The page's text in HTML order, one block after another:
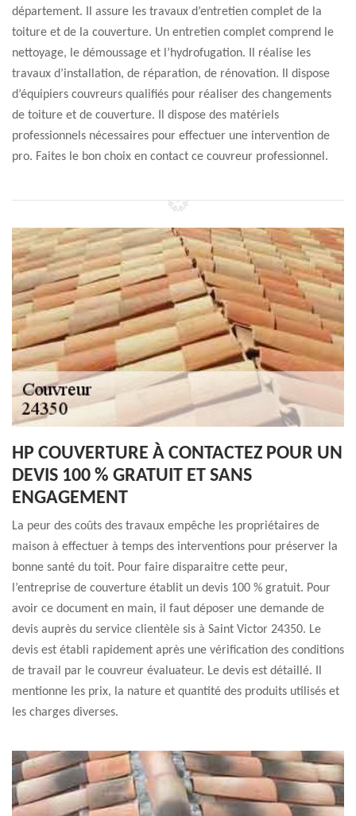
département. Il assure les travaux d’entretien complet de la
toiture et de la couverture. Un entretien complet comprend le
nettoyage, le démoussage et l’hydrofugation. Il réalise les
travaux d’installation, de réparation, de rénovation. Il dispose
d’équipiers couvreurs qualifiés pour réaliser des changements
de toiture et de couverture. Il dispose des matériels
professionnels nécessaires pour effectuer une intervention de
pro. Faites le bon choix en contact ce couvreur professionnel.
HP COUVERTURE À CONTACTEZ POUR UN
DEVIS 100 % GRATUIT ET SANS
ENGAGEMENT
La peur des coûts des travaux empêche les propriétaires de
maison à effectuer à temps des interventions pour préserver la
bonne santé du toit. Pour faire disparaitre cette peur,
l’entreprise de couverture établit un devis 100 % gratuit. Pour
avoir ce document en main, il faut déposer une demande de
devis auprès du service clientèle sis à Saint Victor 24350. Le
devis est établi rapidement après une vérification des conditions
de travail par le couvreur évaluateur. Le devis est détaillé. Il
mentionne les prix, la nature et quantité des produits utilisés et
les charges diverses.